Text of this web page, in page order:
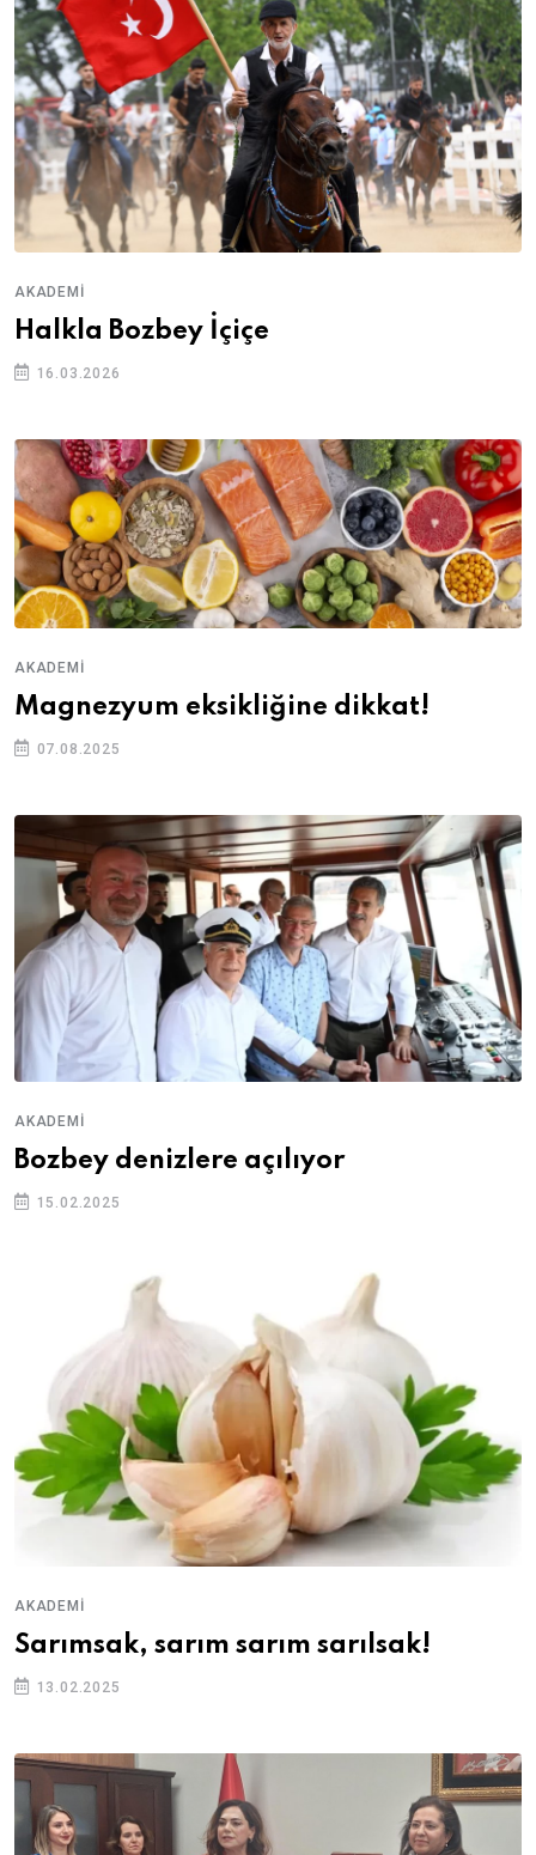
AKADEMI
Halkla Bozbey İçiçe
16.03.2026
AKADEMI
Magnezyum eksikliğine dikkat!
07.08.2025
AKADEMI
Bozbey denizlere açılıyor
15.02.2025
AKADEMI
Sarımsak, sarım sarım sarılsak!
13.02.2025